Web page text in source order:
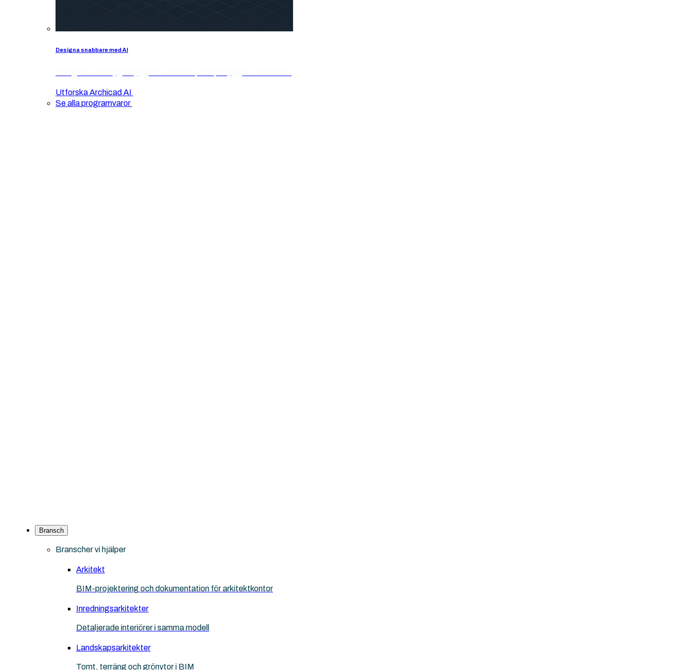
Designa snabbare med AI
Utforska Archicad AI
Se alla programvaror
Bransch
Branscher vi hjälper
Arkitekt
BIM-projektering och dokumentation för arkitektkontor
Inredningsarkitekter
Detaljerade interiörer i samma modell
Landskapsarkitekter
Tomt, terräng och grönytor i BIM